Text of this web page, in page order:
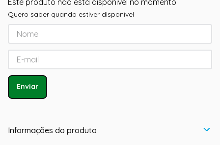
Este produto não está disponível no momento
Quero saber quando estiver disponível
Enviar
Informações do produto